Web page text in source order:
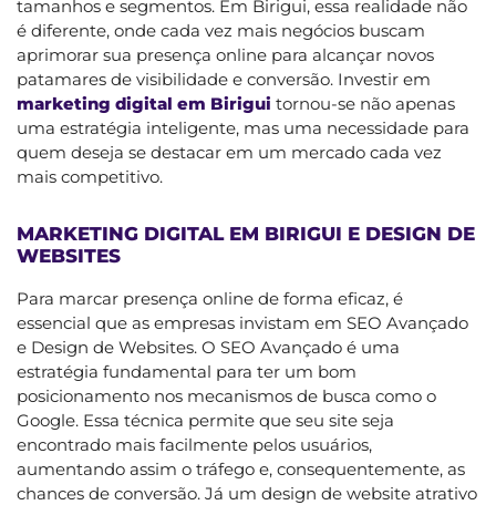
tamanhos e segmentos. Em Birigui, essa realidade não
é diferente, onde cada vez mais negócios buscam
aprimorar sua presença online para alcançar novos
patamares de visibilidade e conversão. Investir em
marketing digital em Birigui tornou-se não apenas
uma estratégia inteligente, mas uma necessidade para
quem deseja se destacar em um mercado cada vez
mais competitivo.
MARKETING DIGITAL EM BIRIGUI E DESIGN DE
WEBSITES
Para marcar presença online de forma eficaz, é
essencial que as empresas invistam em SEO Avançado
e Design de Websites. O SEO Avançado é uma
estratégia fundamental para ter um bom
posicionamento nos mecanismos de busca como o
Google. Essa técnica permite que seu site seja
encontrado mais facilmente pelos usuários,
aumentando assim o tráfego e, consequentemente, as
chances de conversão. Já um design de website atrativo